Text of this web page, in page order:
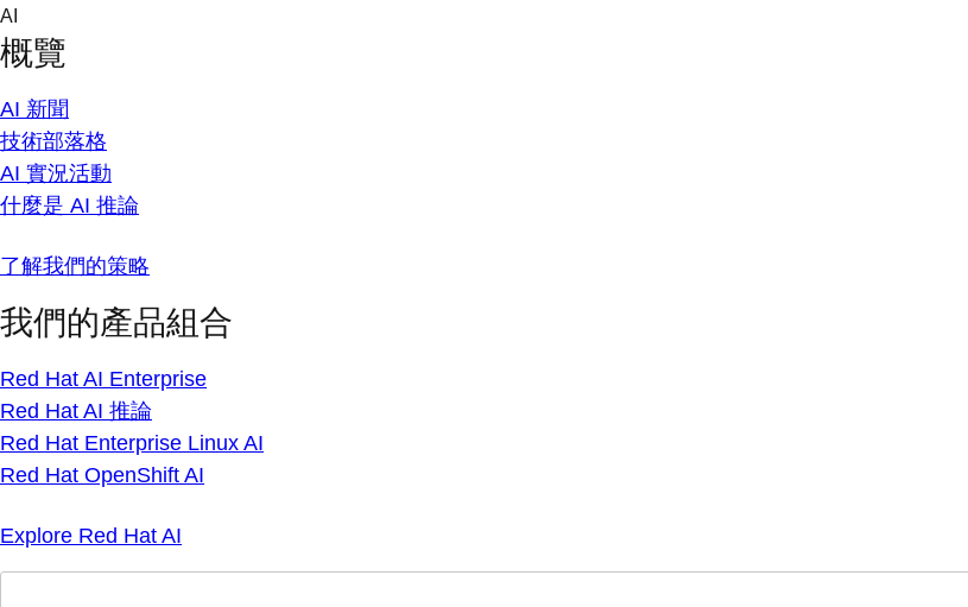
Skip
content
AI
概覽
AI 新聞
技術部落格
AI 實況活動
什麼是 AI 推論
了解我們的策略
我們的產品組合
Red Hat AI Enterprise
Red Hat AI 推論
Red Hat Enterprise Linux AI
Red Hat OpenShift AI
Explore Red Hat AI